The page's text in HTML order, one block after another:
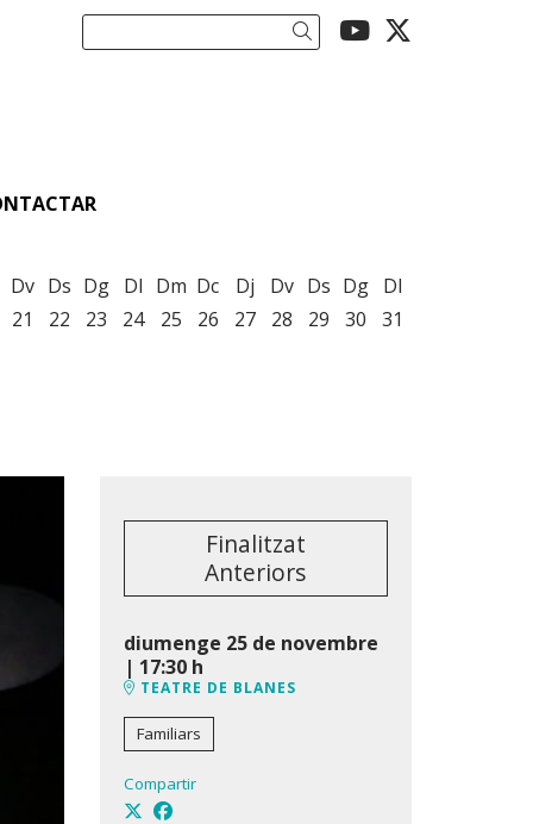
Link a
Cercar
Dv
21
Ds
22
Dg
23
Dl
24
Dm
25
Dc
26
Dj
27
Dv
28
Ds
29
Dg
30
Dl
31
Finalitzat
Anteriors
diumenge 25 de novembre
| 17:30 h
TEATRE DE BLANES
Familiars
Compartir